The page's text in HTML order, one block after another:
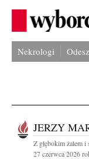
Nekrologi
JERZY
Z głębokim żalem
27 czerwca 2026